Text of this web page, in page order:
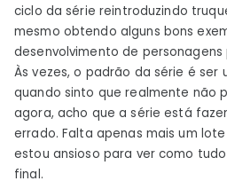
ciclo da série reintroduzindo
mesmo obtendo alguns bons
desenvolvimento de
Às vezes, o padrão da série é ser
quando sinto que realmente não
agora, acho que a série está
errado. Falta apenas mais um
estou ansioso para ver como
final.